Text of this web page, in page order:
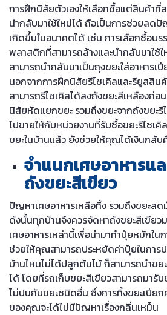
การฝึกนิสัยตัวเองให้เลือกซื้อแต่สินค้าที่ส
นำกลับมาใช้ใหม่ได้ ถือเป็นการช่วยลดปั
เกิดขึ้นในอนาคตได้ เช่น การเลือกซื้อบ
พลาสติกที่สามารถล้างและนำกลับมาใช้ใ
สามารถนำกลับมาเป็นถุงขยะใส่อาหารเ
นอกจากการฝึกนิสัยรีไซเคิลและรียูสสิน
สามารถรีไซเคิลได้ลงถังขยะสีเหลืองก่อ
นิสัยหัดแยกขยะ รวมถึงขยะจากถังขยะรี
ไปขายให้กับหน่วยงานที่รับซื้อขยะรีไซเ
ขยะในบ้านแล้ว ยังช่วยให้คุณได้เงินกลั
จำแนกเศษอาหารแ
ถังขยะสีเขียว
ปัญหาเศษอาหารเหลือทิ้ง รวมถึงขยะส
ดังนั้นทุกบ้านจึงควรจัดหาถังขยะสีเขียว
เศษอาหารเหล่านี้เพื่อนำมาทำปุ๋ยหมักใน
ช่วยให้คุณสามารถประหยัดค่าปุ๋ยในกา
บ้านไหนไม่ได้ปลูกต้นไม้ ก็สามารถนำขย
ได้ โดยที่รถเก็บขยะสีเขียวสามารถมารั
ไม่ปนกับขยะชนิดอื่น ซึ่งการทิ้งขยะเปีย
ของคุณจะได้ไม่มีปัญหาเรื่องกลิ่นเหม็น